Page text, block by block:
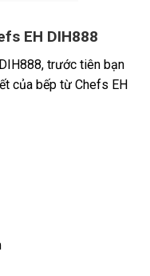
EH DIH888
trước tiên bạn
của bếp từ Chefs EH